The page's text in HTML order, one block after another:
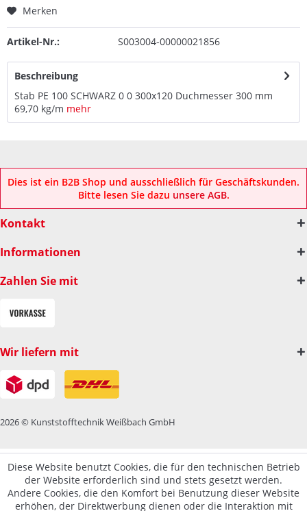
Merken
Artikel-Nr.: S003004-00000021856
Beschreibung
Stab PE 100 SCHWARZ 0 0 300x120 Duchmesser 300 mm
69,70 kg/m mehr
Dies ist ein B2B Shop und ausschließlich für Geschäftskunden.
Bitte lesen Sie dazu unsere AGB.
Kontakt
Informationen
Zahlen Sie mit
Wir liefern mit
2026 © Kunststofftechnik Weißbach GmbH
Diese Website benutzt Cookies, die für den technischen Betrieb
der Website erforderlich sind und stets gesetzt werden.
Andere Cookies, die den Komfort bei Benutzung dieser Website
erhöhen, der Direktwerbung dienen oder die Interaktion mit